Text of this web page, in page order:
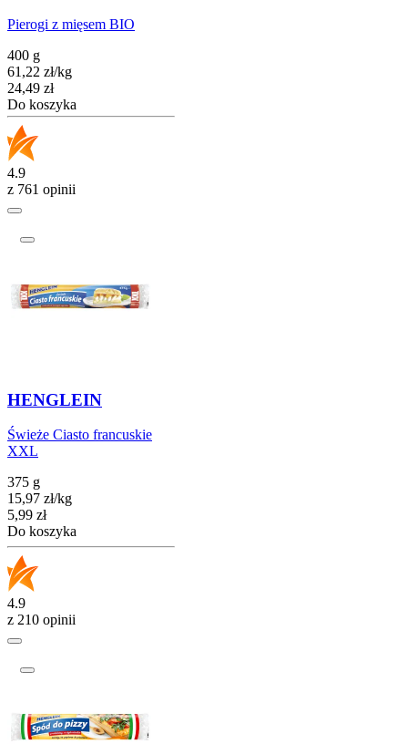
Pierogi z mięsem BIO
400 g
61,22 zł/kg
Cena
24,49 zł
Do koszyka
4.9
z 761 opinii
HENGLEIN
Świeże Ciasto francuskie
XXL
375 g
15,97 zł/kg
Cena
5,99 zł
Do koszyka
4.9
z 210 opinii